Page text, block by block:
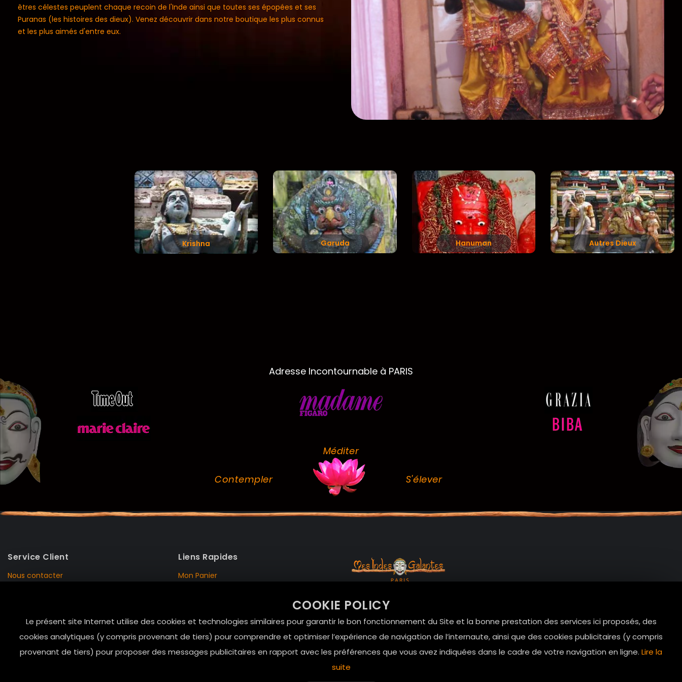
COOKIE POLICY
Le présent site Internet utilise des cookies et technologies similaires pour garantir le bon fonctionnement du Site et la bonne prestation des services ici proposés, des
cookies analytiques (y compris provenant de tiers) pour comprendre et optimiser l’expérience de navigation de l’internaute, ainsi que des cookies publicitaires (y compris
provenant de tiers) pour proposer des messages publicitaires en rapport avec les préférences que vous avez indiquées dans le cadre de votre navigation en ligne. Lire la
suite
êtres célestes peuplent chaque recoin de l'Inde ainsi que toutes ses épopées et ses
Puranas (les histoires des dieux). Venez découvrir dans notre boutique les plus connus
et les plus aimés d'entre eux.
Krishna Garuda Hanuman Autres Dieux
Adresse Incontournable à PARIS
Méditer
Contempler S'élever
Service Client
Nous contacter
Conditions de vente
Paiement sécurisé
Liens Rapides
Mon Panier
Marais Store
Le Marais, 75004 Paris
01.42.72.42.51
Horaires d’ouverture: 11h - 19h30 Du